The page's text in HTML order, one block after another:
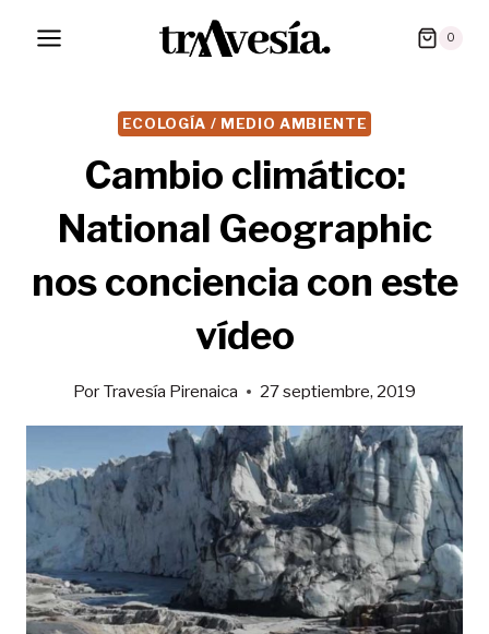
0
ECOLOGÍA / MEDIO AMBIENTE
Cambio climático:
National Geographic
nos conciencia con este
vídeo
Por Travesía Pirenaica 27 septiembre, 2019